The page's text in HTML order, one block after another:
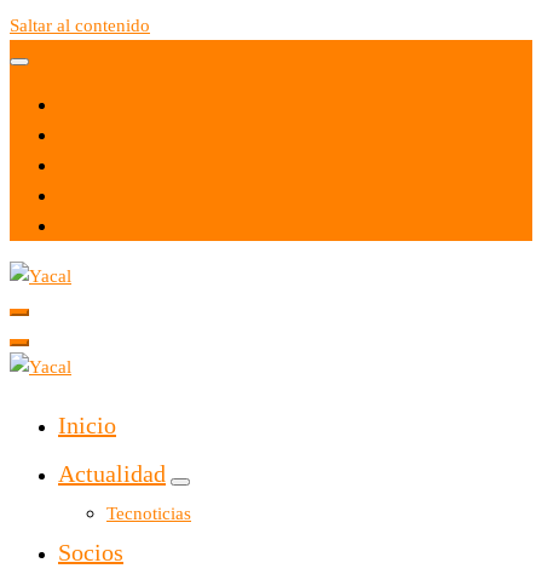
Saltar al contenido
Yacal micro hosting
Inicio
Actualidad
Tecnoticias
Socios